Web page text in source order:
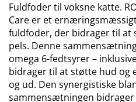
Fuldfoder til voksne katte.
Care er et
fuldfoder, der bidrager til at
pels. Denne
omega 6-fedtsyrer –
bidrager til at støtte hud og
og ud. Den synergistiske
sammensætningen